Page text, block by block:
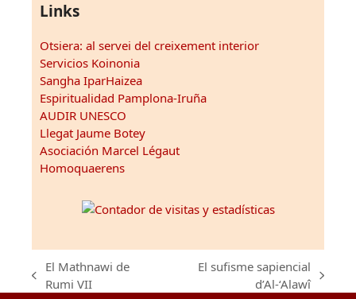
Links
Otsiera: al servei del creixement interior
Servicios Koinonia
Sangha IparHaizea
Espiritualidad Pamplona-Iruña
AUDIR UNESCO
Llegat Jaume Botey
Asociación Marcel Légaut
Homoquaerens
previous
El Mathnawi de
Rumi VII
El sufisme sapiencial
d’Al-‘Alawî